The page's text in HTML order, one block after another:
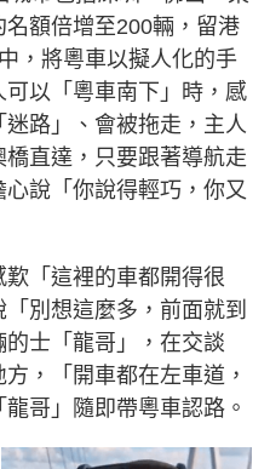
額倍增至200輛，留港
，將粵車以擬人化的手
以「粵車南下」時，感
路」、會被拖走，主人
直達，只要跟著導航走
說「你說得輕巧，你又
「這裡的車都開得很
別想這麼多，前面就到
士「龍哥」，在交談
，「開車都在左車道，
哥」隨即帶粵車認路。